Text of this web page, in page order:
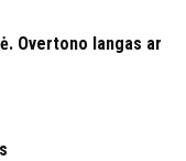
Overtono langas ar